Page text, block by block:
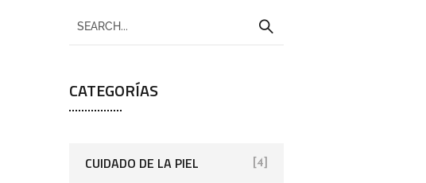
CATEGORÍAS
CUIDADO DE LA PIEL [4]